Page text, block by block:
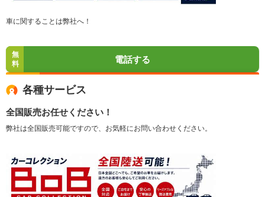
車に関することは弊社へ！
無
料
電話する
各種サービス
全国販売お任せください！
弊社は全国販売可能ですので、お気軽にお問い合わせください。